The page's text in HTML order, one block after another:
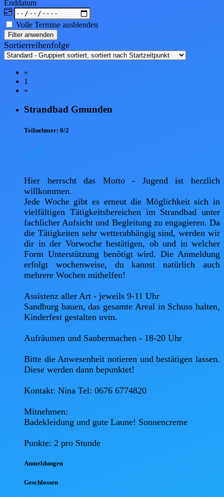
Enddatum
Volle Termine ausblenden
Filter anwenden
Sortierreihenfolge
«
1
»
Strandbad Gmunden
Teilnehmer: 0/2
Hier herrscht das Motto - Jugend ist herzlich
willkommen.
Jede Woche gibt es erneut die Möglichkeit sich in
vielfältigen Tätigkeitsbereichen im Strandbad unter
fachlicher Aufsicht und Begleitung zu engagieren. Da
die Tätigkeiten sehr wetterabhängig sind, werden wir
dir in der Vorwoche bestätigen, ob und in welcher
Form Unterstützung benötigt wird. Die Anmeldung
erfolgt wochenweise, du kannst natürlich auch
mehrere Wochen mithelfen!
Assistenz aller Art - jeweils 9-11 Uhr
Sandburg bauen, das gesamte Areal in Schuss halten,
Kinderfest gestalten uvm.
Aufräumen und Saubermachen - 18-20 Uhr
Bitte die Anwesenheit notieren und bestätigen lassen.
Diese werden dann bepunktet!
Kontakt: Nina Tel: 0676 6774820
Mitnehmen:
Badekleidung und gute Laune! Sonnencreme
Anmeldungen
Geschlossen